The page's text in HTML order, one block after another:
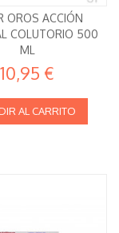
OROS ACCIÓN
COLUTORIO 500
ML
10,95 €
AL CARRITO